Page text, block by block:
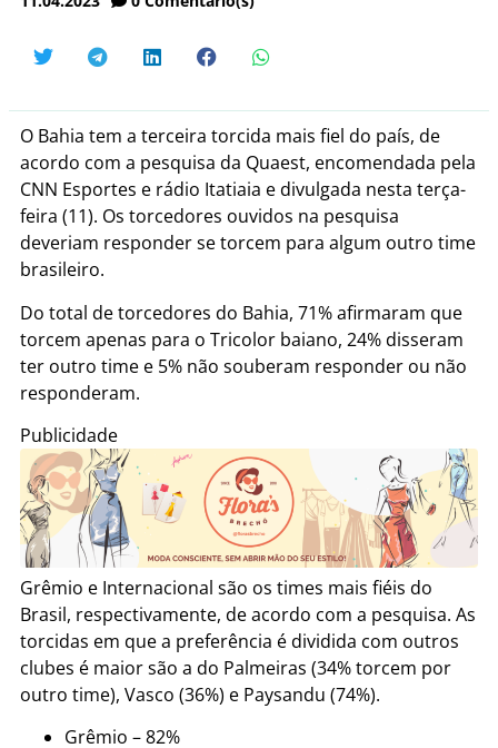
O Bahia tem a terceira torcida mais fiel do país, de
acordo com a pesquisa da Quaest, encomendada pela
CNN Esportes e rádio Itatiaia e divulgada nesta terça-
feira (11). Os torcedores ouvidos na pesquisa
deveriam responder se torcem para algum outro time
brasileiro.
Do total de torcedores do Bahia, 71% afirmaram que
torcem apenas para o Tricolor baiano, 24% disseram
ter outro time e 5% não souberam responder ou não
responderam.
Publicidade
Grêmio e Internacional são os times mais fiéis do
Brasil, respectivamente, de acordo com a pesquisa. As
torcidas em que a preferência é dividida com outros
clubes é maior são a do Palmeiras (34% torcem por
outro time), Vasco (36%) e Paysandu (74%).
Grêmio – 82%